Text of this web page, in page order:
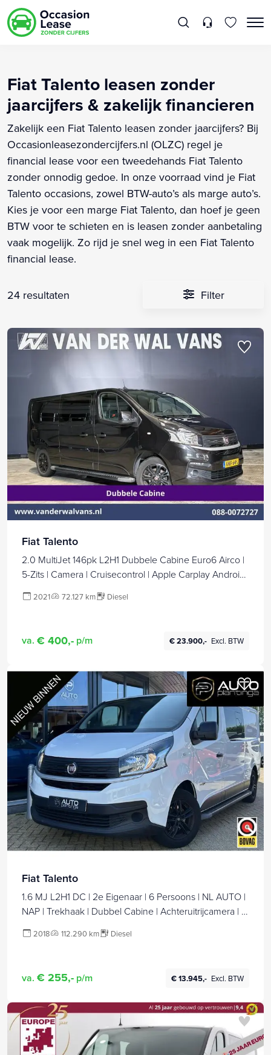
Fiat Talento leasen zonder
jaarcijfers & zakelijk financieren
Zakelijk een Fiat Talento leasen zonder jaarcijfers? Bij
Occasionleasezondercijfers.nl (OLZC) regel je
financial lease voor een tweedehands Fiat Talento
zonder onnodig gedoe. In onze voorraad vind je Fiat
Talento occasions, zowel BTW-auto’s als marge auto’s.
Kies je voor een marge Fiat Talento, dan hoef je geen
BTW voor te schieten en is leasen zonder aanbetaling
vaak mogelijk. Zo rijd je snel weg in een Fiat Talento
financial lease.
24 resultaten Filter
Fiat Talento
2.0 MultiJet 146pk L2H1 Dubbele Cabine Euro6 Airco |
5-Zits | Camera | Cruisecontrol | Apple Carplay Android
2021 72.127 km Diesel
va. € 400,- p/m € 23.900,- Excl. BTW
Fiat Talento
1.6 MJ L2H1 DC | 2e Eigenaar | 6 Persoons | NL AUTO |
NAP | Trekhaak | Dubbel Cabine | Achteruitrijcamera | 2
2018 112.290 km Diesel
va. € 255,- p/m € 13.945,- Excl. BTW